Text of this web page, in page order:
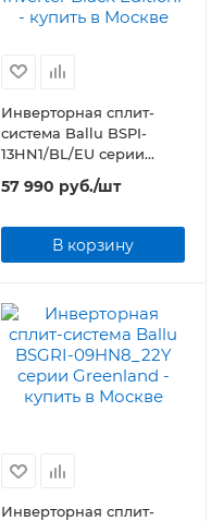
Инверторная сплит-
система Ballu BSPI-
13HN1/BL/EU серии
Platinum DC Inverter
Black Editionr
57 990 руб./шт
В корзину
Инверторная сплит-